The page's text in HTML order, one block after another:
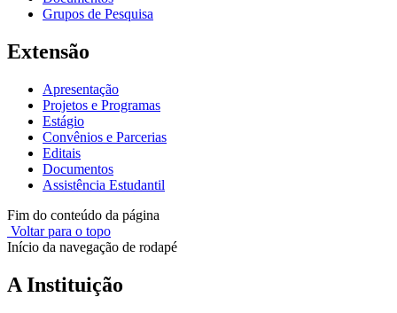
Grupos de Pesquisa
Extensão
Apresentação
Projetos e Programas
Estágio
Convênios e Parcerias
Editais
Documentos
Assistência Estudantil
Fim do conteúdo da página
Voltar para o topo
Início da navegação de rodapé
A Instituição